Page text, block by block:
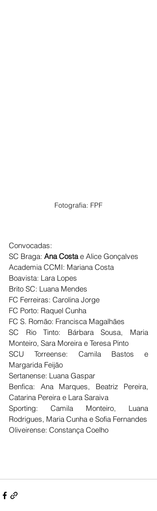
Fotografia: FPF
Convocadas:
SC Braga: Ana Costa e Alice Gonçalves
Academia CCMI: Mariana Costa
Boavista: Lara Lopes
Brito SC: Luana Mendes
FC Ferreiras: Carolina Jorge
FC Porto: Raquel Cunha
FC S. Romão: Francisca Magalhães
SC Rio Tinto: Bárbara Sousa, Maria
Monteiro, Sara Moreira e Teresa Pinto
SCU Torreense: Camila Bastos e
Margarida Feijão
Sertanense: Luana Gaspar
Benfica: Ana Marques, Beatriz Pereira,
Catarina Pereira e Lara Saraiva
Sporting: Camila Monteiro, Luana
Rodrigues, Maria Cunha e Sofia Fernandes
Oliveirense: Constança Coelho